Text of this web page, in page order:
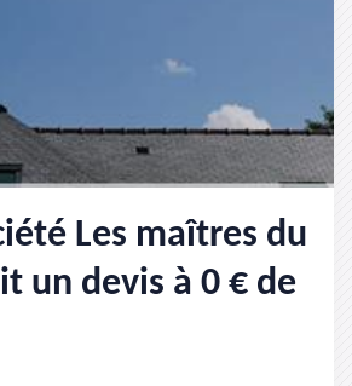
Les maîtres du
un devis à 0 € de